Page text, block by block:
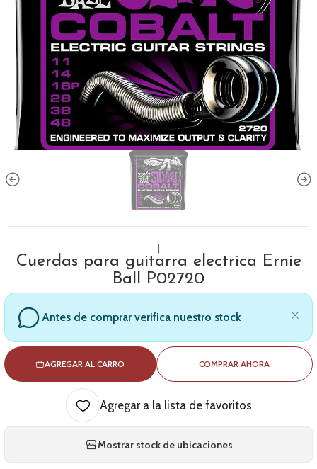
Cuerdas para guitarra electrica Ernie
Ball P02720
Antes de comprar verifica nuestro stock
AGREGAR AL CARRO COMPRAR AHORA
Agregar a la lista de favoritos
Mostrar stock de ubicaciones